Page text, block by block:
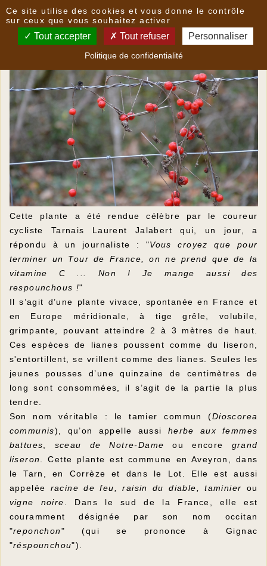
Les "respounchous", qu'es aquò ?
Cette plante a été rendue célèbre par le coureur
cycliste Tarnais Laurent Jalabert qui, un jour, a
répondu à un journaliste : "Vous croyez que pour
terminer un Tour de France, on ne prend que de la
vitamine C ... Non ! Je mange aussi des
respounchous !"
Il s’agit d’une plante vivace, spontanée en France et
en Europe méridionale, à tige grêle, volubile,
grimpante, pouvant atteindre 2 à 3 mètres de haut.
Ces espèces de lianes poussent comme du liseron,
s'entortillent, se vrillent comme des lianes. Seules les
jeunes pousses d’une quinzaine de centimètres de
long sont consommées, il s’agit de la partie la plus
tendre.
Son nom véritable : le tamier commun (Dioscorea
communis), qu’on appelle aussi herbe aux femmes
battues, sceau de Notre-Dame ou encore grand
liseron. Cette plante est commune en Aveyron, dans
le Tarn, en Corrèze et dans le Lot. Elle est aussi
appelée racine de feu, raisin du diable, taminier ou
vigne noire. Dans le sud de la France, elle est
couramment désignée par son nom occitan
"reponchon" (qui se prononce à Gignac
"réspounchou").
Ce site utilise des cookies et vous donne le contrôle
sur ceux que vous souhaitez activer
Tout accepter Tout refuser Personnaliser
Politique de confidentialité